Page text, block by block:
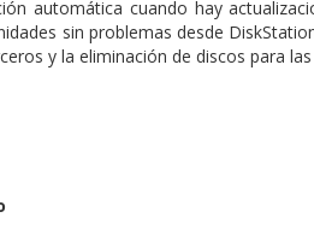
automática cuando hay
sin problemas desde
y la eliminación de discos para